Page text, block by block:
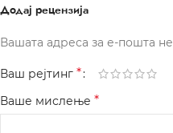
Додај рецензија
Вашата адреса за е-пошта
Ваш рејтинг *
Ваше мислење *